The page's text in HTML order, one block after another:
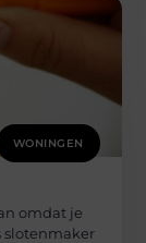
WONINGEN
omdat je
slotenmaker